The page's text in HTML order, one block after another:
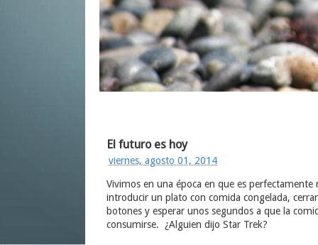
El futuro es hoy
viernes, agosto 01, 2014
Vivimos en una época en que es perfectamente
introducir un plato con comida congelada,
botones y esperar unos segundos a que la
consumirse. ¿Alguien dijo Star Trek?